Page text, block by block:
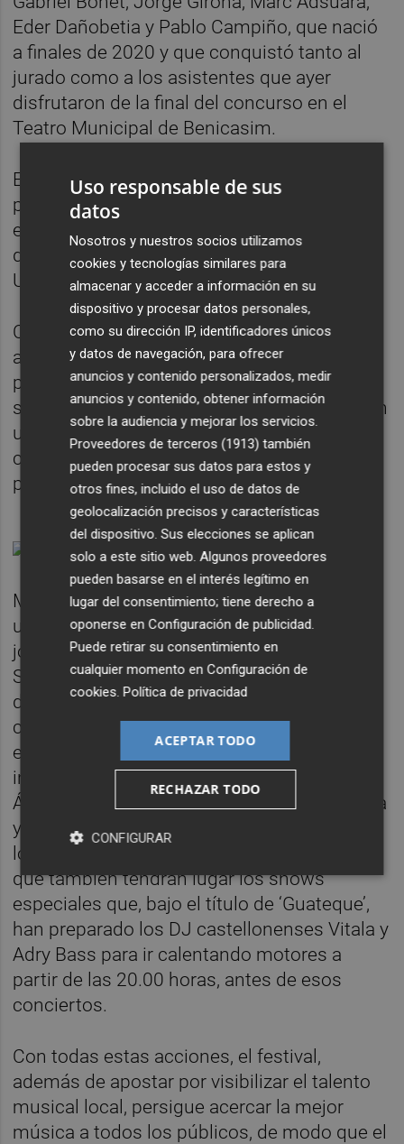
Eder Dañobetia y Pablo Campiño, que nació
a finales de 2020 y que conquistó tanto al
jurado como a los asistentes que ayer
disfrutaron de la final del concurso en el
Teatro Municipal de Benicasim.
El certamen se ha organizado entre la
productora Music is the Answer (MiTA),
empresa promotora del festival, y el Consell
de l'Estudiantat de la Universitat Jaume I, la
UJI,
Con este certamen, Music is the Answer ha
apostado por ayudar al talento local y por
poner toda su capacidad de producción al
servicio de los más jóvenes, para que tengan
una oportunidad de mostrar toda su
creatividad y todo su arte, como hemos
podido ver en los vídeos publicados.
Mar de Sons también ha lanzado este año
una propuesta especial para el público más
joven del festival. Se trata del Pack Jueves.
Se trata de una propuesta que permitirá
disfrutar a quienes así lo deseen de 4
conciertos durante dos días al precio
especial de 30 euros. En concreto, el pack
incluye la entrada a los conciertos que
Álvaro de Luna y Marlon, así como Ana Mena
y Omar Montes ofrecerán, respectivamente,
los jueves 5 y 12 de agosto. Jornadas en las
que también tendrán lugar los shows
especiales que, bajo el título de ‘Guateque’,
han preparado los DJ castellonenses Vitala y
Adry Bass para ir calentando motores a
partir de las 20.00 horas, antes de esos
conciertos.
Con todas estas acciones, el festival,
además de apostar por visibilizar el talento
musical local, persigue acercar la mejor
música a todos los públicos, de modo que el
Uso responsable de sus
datos
Nosotros y nuestros socios utilizamos
cookies y tecnologías similares para
almacenar y acceder a información en su
dispositivo y procesar datos personales,
como su dirección IP, identificadores únicos
y datos de navegación, para ofrecer
anuncios y contenido personalizados, medir
anuncios y contenido, obtener información
sobre la audiencia y mejorar los servicios.
Proveedores de terceros (1913) también
pueden procesar sus datos para estos y
otros fines, incluido el uso de datos de
geolocalización precisos y características
del dispositivo. Sus elecciones se aplican
solo a este sitio web. Algunos proveedores
pueden basarse en el interés legítimo en
lugar del consentimiento; tiene derecho a
oponerse enConfiguración de publicidad.
Puede retirar su consentimiento en
cualquier momento enConfiguración de
cookies.Política de privacidad
ACEPTAR TODO
RECHAZAR TODO
CONFIGURAR